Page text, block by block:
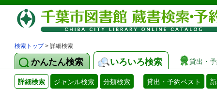
検索トップ> 詳細検索
かんたん検索 いろいろ検索 貸出・
詳細検索 ジャンル検索 分類検索 貸出・予約ベスト